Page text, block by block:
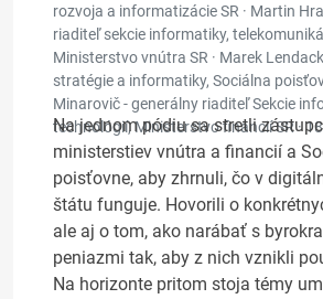
rozvoja a informatizácie SR · Martin
riaditeľ sekcie informatiky,
Ministerstvo vnútra SR · Marek
stratégie a informatiky, Sociálna
Minarovič - generálny riaditeľ Sekcie
technológií, Ministerstvo financií SR ·
Na jednom pódiu sa stretli
ministerstiev vnútra a financií a
poisťovne, aby zhrnuli, čo v
štátu funguje. Hovorili o
ale aj o tom, ako narábať s
peniazmi tak, aby z nich vznikli
Na horizonte pritom stoja témy